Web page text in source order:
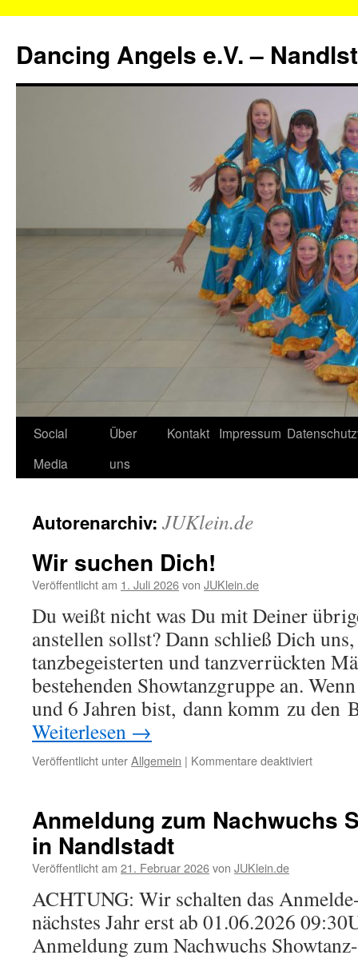
springen
Dancing Angels e.V. –
Social
Media
Über
uns
Kontakt Impressum
Autorenarchiv: JUKlein.de
Wir suchen Dich!
Veröffentlicht am 1. Juli 2026von JUKlein.de
Du weißt nicht was Du mit Deiner
anstellen sollst? Dann schließ Dich
tanzbegeisterten und tanzverrückten
bestehenden Showtanzgruppe an.
und 6 Jahren bist, dann komm zu
Weiterlesen →
Veröffentlicht unterAllgemein | Kommentare deaktiviertfür
Anmeldung zum Nachwuchs
in Nandlstadt
Veröffentlicht am 21. Februar 2026von JUKlein.de
ACHTUNG: Wir schalten das
nächstes Jahr erst ab 01.06.2026
Anmeldung zum Nachwuchs